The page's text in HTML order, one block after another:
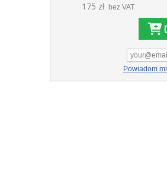
175 zł bez VAT
Powiadom